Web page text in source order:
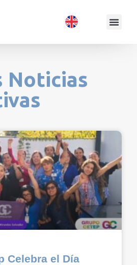
Noticias
Celebra el Día